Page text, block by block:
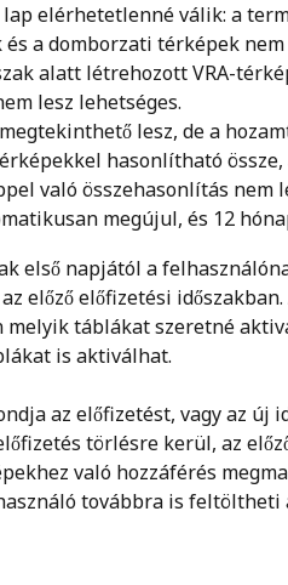
lap elérhetetlenné válik: a
a domborzati térképek
alatt létrehozott VRA-
lesz lehetséges.
lesz, de a
hasonlítható
való összehasonlítás nem
megújul, és 12
első napjától a
előző előfizetési
melyik táblákat szeretné
is aktiválhat.
az előfizetést, vagy az új
törlésre kerül, az
való hozzáférés
továbbra is